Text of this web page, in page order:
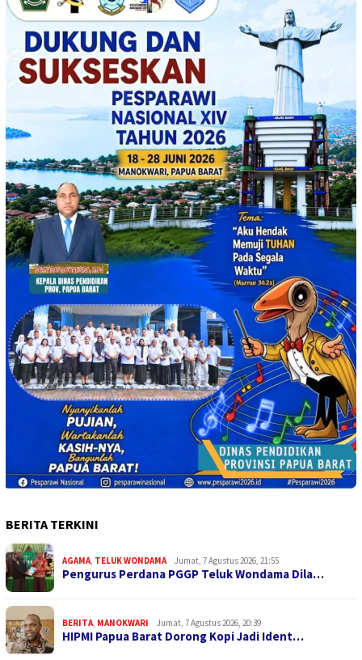
BERITA TERKINI
AGAMA, TELUK WONDAMA Jumat, 7 Agustus 2026, 21:55
Pengurus Perdana PGGP Teluk Wondama Dila…
BERITA, MANOKWARI Jumat, 7 Agustus 2026, 20:39
HIPMI Papua Barat Dorong Kopi Jadi Ident…